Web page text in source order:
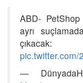
ABD-
ayrı
pic.twitter.com/
—